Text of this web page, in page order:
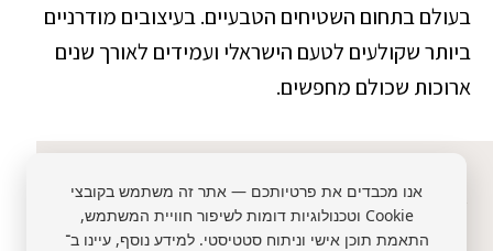
אנו מכבדים את פרטיותכם — אתר זה משתמש בקובצי
Cookie וטכנולוגיות דומות לשיפור חוויית המשתמש,
התאמת תוכן אישי וניתוח סטטיסטי. למידע נוסף, עיינו ב־
בעולם בתחום השטיחים הטבעיים. בעיצובים מודרניים
ביותר שקולעים לטעם הישראלי ועמידים לאורך שנים
ארוכות שכולם מחפשים.
חשוב שתדע